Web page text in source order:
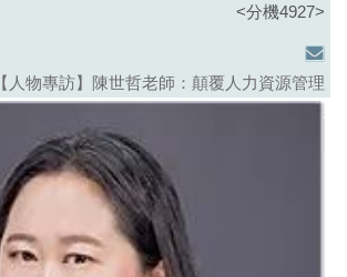
<分機4927>
【人物專訪】陳世哲老師：顛覆人力資源管理